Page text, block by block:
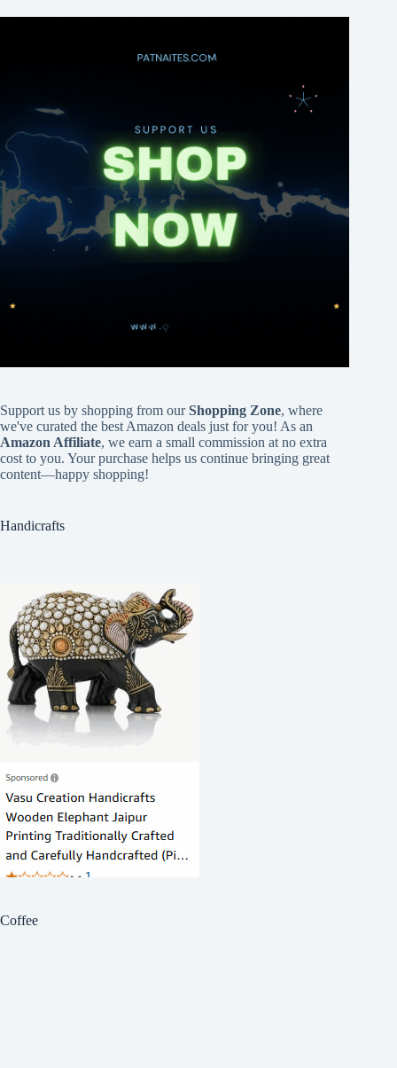
Support us by shopping from ourShopping Zone, where
we've curated the best Amazon deals just for you! As an
Amazon Affiliate, we earn a small commission at no extra
cost to you. Your purchase helps us continue bringing great
content—happy shopping!
Handicrafts
Coffee